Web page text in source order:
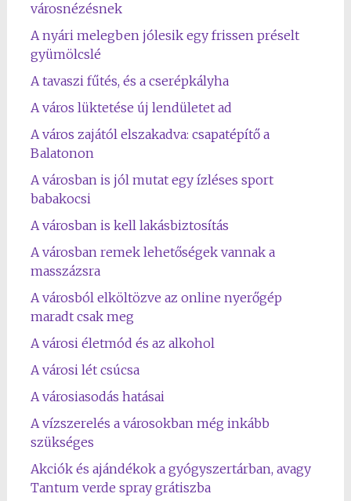
városnézésnek
A nyári melegben jólesik egy frissen préselt
gyümölcslé
A tavaszi fűtés, és a cserépkályha
A város lüktetése új lendületet ad
A város zajától elszakadva: csapatépítő a
Balatonon
A városban is jól mutat egy ízléses sport
babakocsi
A városban is kell lakásbiztosítás
A városban remek lehetőségek vannak a
masszázsra
A városból elköltözve az online nyerőgép
maradt csak meg
A városi életmód és az alkohol
A városi lét csúcsa
A városiasodás hatásai
A vízszerelés a városokban még inkább
szükséges
Akciók és ajándékok a gyógyszertárban, avagy
Tantum verde spray grátiszba